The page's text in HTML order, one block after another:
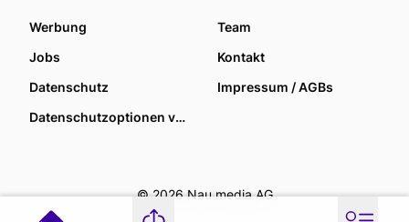
Werbung
Team
Jobs
Kontakt
Datenschutz
Impressum / AGBs
Datenschutzoptionen verwalten
© 2026 Nau media AG